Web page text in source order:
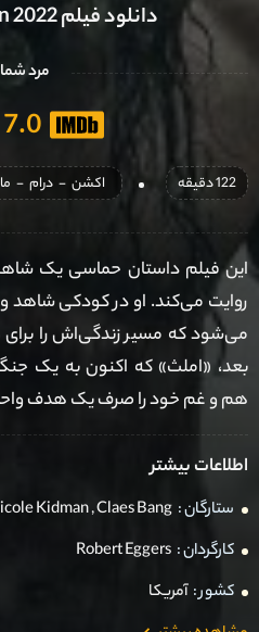
دانلود فیلم The Northman 2022
مرد
7.0
122 دقیقه اکشن - درام -
این فیلم داستان حماسی یک
روایت می‌کند. او در کودکی شاهد
می‌شود که مسیر زندگی‌اش را
بعد، «املث» که اکنون به یک
هم و غم خود را صرف یک هدف
اطلاعات بیشتر
ستارگان : Kidman,Claes Bang
کارگردان : Robert Eggers
کشور : آمریکا